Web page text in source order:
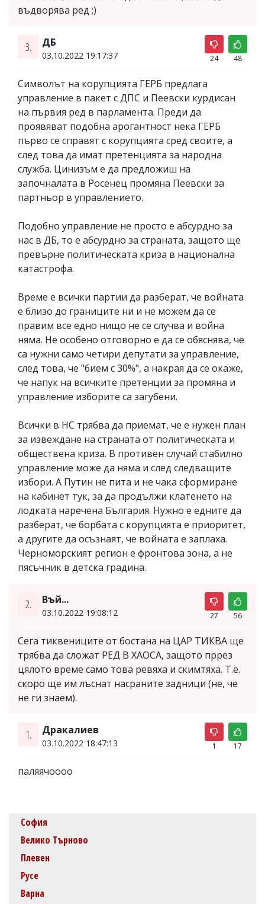
въдворява ред ;)
3. ДБ
03.10.2022 19:17:37 24 48
Символът на корупцията ГЕРБ предлага
управление в пакет с ДПС и Пеевски курдисан
на първия ред в парламента. Преди да
проявяват подобна арогантност нека ГЕРБ
първо се справят с корупцията сред своите, а
след това да имат претенцията за народна
служба. Цинизъм е да предложиш на
започналата в Росенец промяна Пеевски за
партньор в управлението.
Подобно управление не просто е абсурдно за
нас в ДБ, то е абсурдно за страната, защото ще
превърне политическата криза в национална
катастрофа.
Време е всички партии да разберат, че войната
е близо до границите ни и не можем да се
правим все едно нищо не се случва и война
няма. Не особено отговорно е да се обяснява, че
са нужни само четири депутати за управление,
след това, че "бием с 30%", а накрая да се окаже,
че напук на всичките претенции за промяна и
управление изборите са загубени.
Всички в НС трябва да приемат, че е нужен план
за извеждане на страната от политическата и
обществена криза. В противен случай стабилно
управление може да няма и след следващите
избори. А Путин не пита и не чака сформиране
на кабинет тук, за да продължи клатенето на
лодката наречена България. Нужно е едните да
разберат, че борбата с корупцията е приоритет,
а другите да осъзнаят, че войната е заплаха.
Черноморският регион е фронтова зона, а не
пясъчник в детска градина.
2. Въй...
03.10.2022 19:08:12 27 56
Сега тиквениците от бостана на ЦАР ТИКВА ще
трябва да сложат РЕД В ХАОСА, защото пррез
цялото време само това ревяха и скимтяха. Т.е.
скоро ще им лъснат насраните задници (не, че
не ги знаем).
1. Дракалиев
03.10.2022 18:47:13 1 17
паляячоооо
София
Велико Търново
Плевен
Русе
Варна